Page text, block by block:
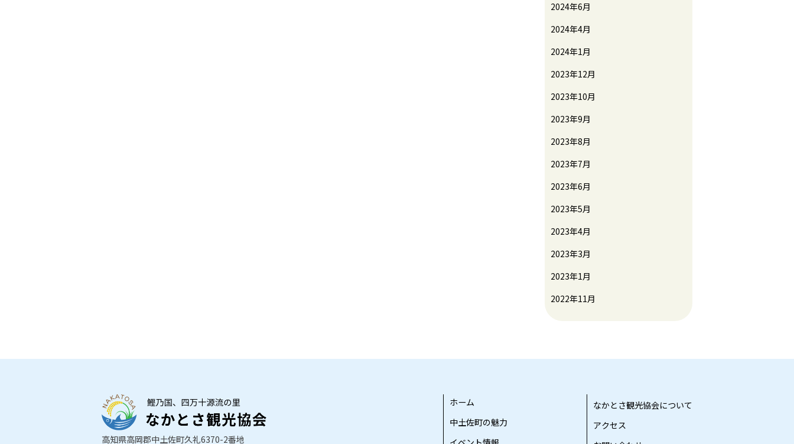
2024年6月
2024年4月
2024年1月
2023年12月
2023年10月
2023年9月
2023年8月
2023年7月
2023年6月
2023年5月
2023年4月
2023年3月
2023年1月
2022年11月
高知県高岡郡中土佐町久礼6370-2番地
ホーム
中土佐町の魅力
なかとさ観光協会について
アクセス